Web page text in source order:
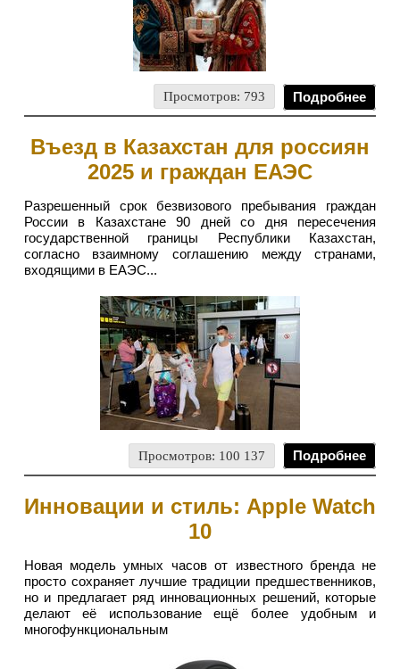
Просмотров: 793 Подробнее
Въезд в Казахстан для россиян
2025 и граждан ЕАЭС
Разрешенный срок безвизового пребывания граждан
России в Казахстане 90 дней со дня пересечения
государственной границы Республики Казахстан,
согласно взаимному соглашению между странами,
входящими в ЕАЭС...
Просмотров: 100 137 Подробнее
Инновации и стиль: Apple Watch
10
Новая модель умных часов от известного бренда не
просто сохраняет лучшие традиции предшественников,
но и предлагает ряд инновационных решений, которые
делают её использование ещё более удобным и
многофункциональным